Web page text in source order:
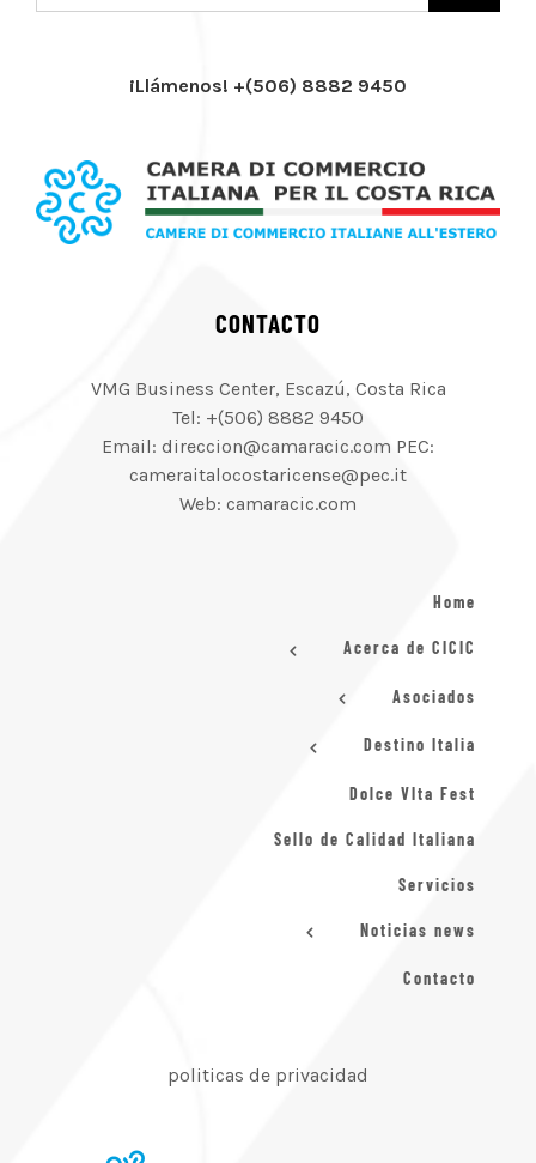
¡Llámenos! +(506) 8882 9450
CONTACTO
VMG Business Center, Escazú, Costa Rica
Tel: +(506) 8882 9450
Email: direccion@camaracic.com PEC:
cameraitalocostaricense@pec.it
Web: camaracic.com
Home
Acerca de CICIC
Asociados
Destino Italia
Dolce VIta Fest
Sello de Calidad Italiana
Servicios
Noticias news
Contacto
politicas de privacidad